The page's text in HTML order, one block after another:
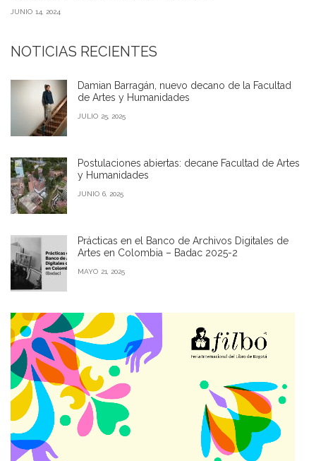
JUNIO 14, 2024
NOTICIAS RECIENTES
Damian Barragán, nuevo decano de la Facultad
de Artes y Humanidades
JULIO 25, 2025
Postulaciones abiertas: decane Facultad de Artes
y Humanidades
JUNIO 6, 2025
Prácticas en el Banco de Archivos Digitales de
Artes en Colombia – Badac 2025-2
MAYO 21, 2025